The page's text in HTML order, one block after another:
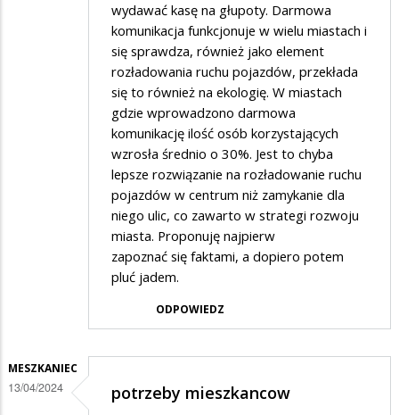
wydawać kasę na głupoty. Darmowa
komunikacja funkcjonuje w wielu miastach i
się sprawdza, również jako element
rozładowania ruchu pojazdów, przekłada
się to również na ekologię. W miastach
gdzie wprowadzono darmowa
komunikację ilość osób korzystających
wzrosła średnio o 30%. Jest to chyba
lepsze rozwiązanie na rozładowanie ruchu
pojazdów w centrum niż zamykanie dla
niego ulic, co zawarto w strategi rozwoju
miasta. Proponuję najpierw
zapoznać się faktami, a dopiero potem
pluć jadem.
ODPOWIEDZ
MESZKANIEC
13/04/2024 potrzeby mieszkancow